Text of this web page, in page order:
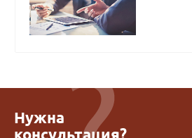
Нужна
консультация?